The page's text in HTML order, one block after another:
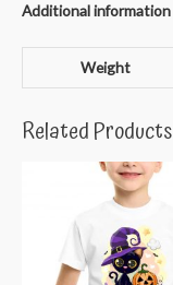
Additional information
Weight
Related Products